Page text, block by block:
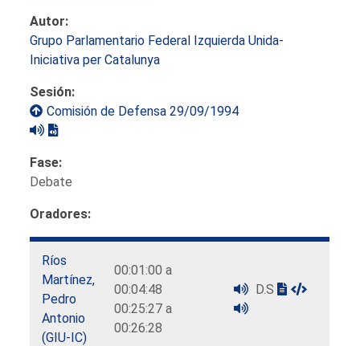
Autor:
Grupo Parlamentario Federal Izquierda Unida-
Iniciativa per Catalunya
Sesión:
Comisión de Defensa 29/09/1994
Fase:
Debate
Oradores:
Ríos
Martínez,
Pedro
Antonio
(GIU-IC)
00:01:00 a
00:04:48
00:25:27 a
00:26:28
D.S